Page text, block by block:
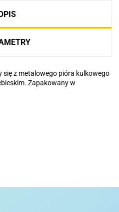
się z metalowego pióra kulkowego
Zapakowany w